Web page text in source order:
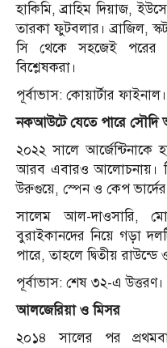
হাকিমি, ব্রাহিম দিয়াজ,
তারকা ফুটবলার। ব্রাজিল,
সি থেকে সহজেই পরের
বিশ্লেষকরা।
পূর্বাভাস: কোয়ার্টার ফাইনাল।
নকআউটে যেতে পারে
২০২২ সালে আর্জেন্টিনাকে
আরব এবারও আলোচনায়।
উরুগুয়ে, স্পেন ও কেপ
সালেম আল-দাওসারি,
বুরাইকানদের নিয়ে গড়া
পারে, তাহলে দ্বিতীয়
পূর্বাভাস: শেষ ৩২-এ উত্তরণ।
আলজেরিয়া ও মিসর
২০১৪ সালের পর